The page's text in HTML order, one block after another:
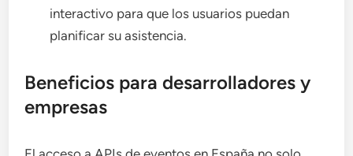
interactivo para que los usuarios puedan
planificar su asistencia.
Beneficios para desarrolladores y
empresas